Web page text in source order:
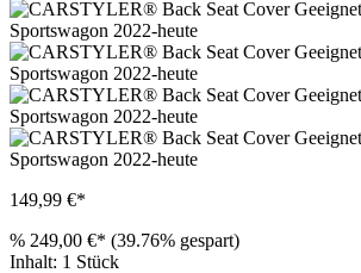
149,99 €*
% 249,00 €* (39.76% gespart)
Inhalt: 1 Stück